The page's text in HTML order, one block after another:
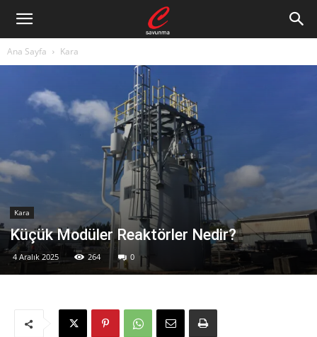
Ana Sayfa Kara
Kara
Küçük Modüler Reaktörler Nedir?
4 Aralık 2025 264 0